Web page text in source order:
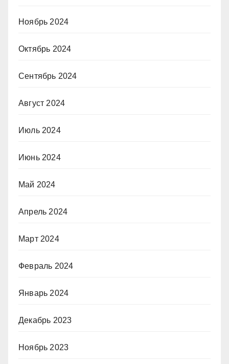
Ноябрь 2024
Октябрь 2024
Сентябрь 2024
Август 2024
Июль 2024
Июнь 2024
Май 2024
Апрель 2024
Март 2024
Февраль 2024
Январь 2024
Декабрь 2023
Ноябрь 2023